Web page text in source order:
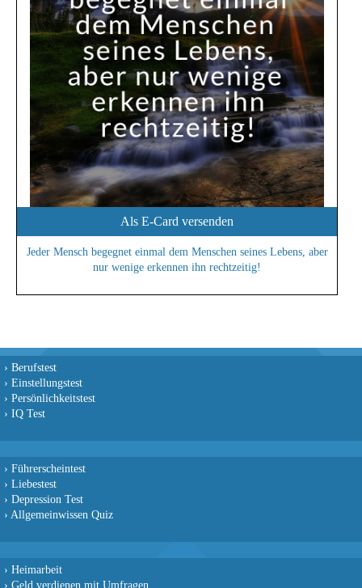
Als E-Card versenden
Jeder Mensch begegnet einmal dem Menschen seines Lebens, aber
nur wenige erkennen ihn rechtzeitig!
› Berufstest
› Einstellungstest
› Persönlichkeitstest
› IQ Test
› Führerscheintest
› Liebestest
› Depression Test
› Allgemeinwissen Quiz
› Heimarbeit
› Geld verdienen mit Umfragen